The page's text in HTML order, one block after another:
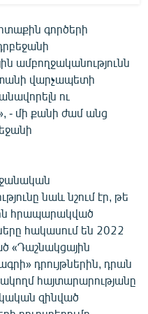
գործերի
ամբողջականությունն
վարչապետի
ու
- մի քանի ժամ անց
նաև նշում էր, թե
ին հրապարակված
հակասում են 2022
«Դաշնակցային
դրույթներին, դրան
հայտարարությանը
զինված